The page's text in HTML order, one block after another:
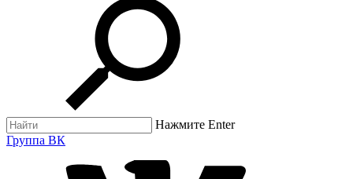
Нажмите Enter
Группа ВК